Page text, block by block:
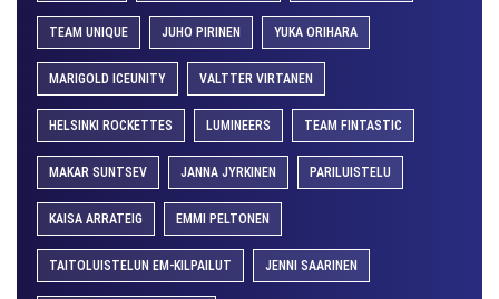
TEAM UNIQUE JUHO PIRINEN YUKA ORIHARA
MARIGOLD ICEUNITY VALTTER VIRTANEN
HELSINKI ROCKETTES LUMINEERS TEAM FINTASTIC
MAKAR SUNTSEV JANNA JYRKINEN PARILUISTELU
KAISA ARRATEIG EMMI PELTONEN
TAITOLUISTELUN EM-KILPAILUT JENNI SAARINEN